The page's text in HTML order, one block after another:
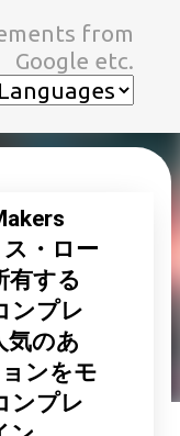
ンツに移動
from
Google etc.
・ロー
有する
ンプレ
気のあ
ンをモ
ンプレ